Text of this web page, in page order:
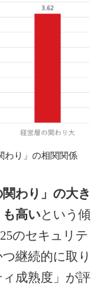
わり」の相関関係
関わり」の大き
高いという傾
のセキュリテ
継続的に取り
成熟度」が評